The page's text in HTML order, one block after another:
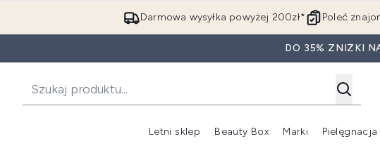
Darmowa wysyłka powyżej 200zł* Poleć
DO 35% ZNIŻKI
Letni sklep Beauty Box Marki